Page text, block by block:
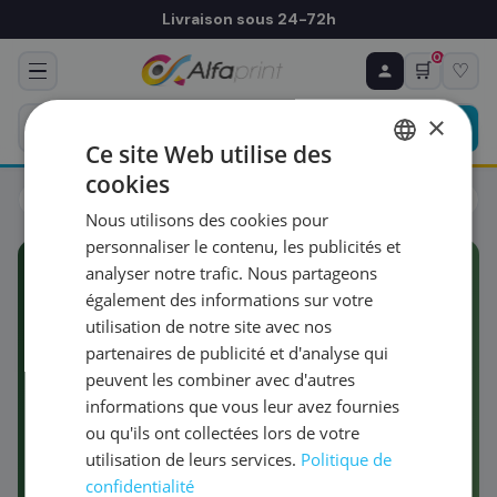
Livraison sous 24-72h
🛒
0
♡
Nos marques propres
MARQUES EXCLUSIVES ALFAPRINT
Nos marques propres
SMARTby Alfaprint
Performance, durabilité, innovation.Nos deux
gammesSMART Renew
♻ COMMANDE RÉCURRENTE
Prévoyez & économisez
Programmez votre prochain achat — notre équipe
vous prépare un devis personnalisé
RÉFÉRENCE DU PRODUIT
FRÉQUENCE
QUANTITÉ PAR LIVRAISON
DATE DE PREMIÈRE LIVRAISON SOUHAITÉE
×
Ce site Web utilise des
cookies
Nous utilisons des cookies pour
personnaliser le contenu, les publicités et
analyser notre trafic. Nous partageons
également des informations sur votre
utilisation de notre site avec nos
partenaires de publicité et d'analyse qui
peuvent les combiner avec d'autres
informations que vous leur avez fournies
ou qu'ils ont collectées lors de votre
utilisation de leurs services. Politique de
confidentialité